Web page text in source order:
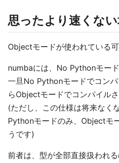
思ったより速くな
Objectモードが使われている可
numbaには、No Pythonモー
一旦No Pythonモードでコン
らObjectモードでコンパイルさ
(ただし、この仕様は将来なく
Pythonモードのみ、Objectモ
うです)
前者は、型が全部直接扱われる